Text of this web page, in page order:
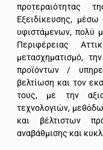
προτεραιότητας
Εξειδίκευσης,
υφιστάμενων, πολύ
Περιφέρειας
μετασχηματισμό,
προϊόντων /
βελτίωση και τον
τους, με την
τεχνολογιών,
και βέλτιστων
αναβάθμισης και